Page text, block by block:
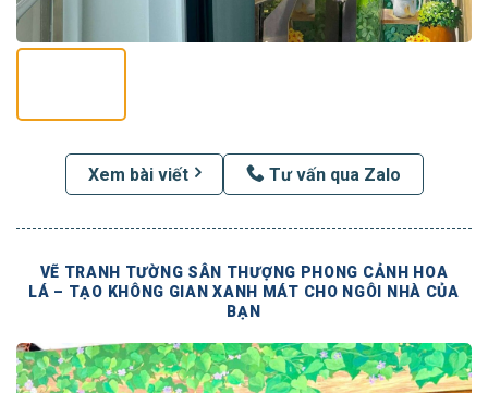
Xem bài viết Tư vấn qua Zalo
VẼ TRANH TƯỜNG SÂN THƯỢNG PHONG CẢNH HOA
LÁ – TẠO KHÔNG GIAN XANH MÁT CHO NGÔI NHÀ CỦA
BẠN